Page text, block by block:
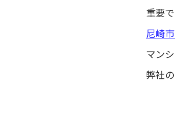
重要で
尼崎
マン
弊社